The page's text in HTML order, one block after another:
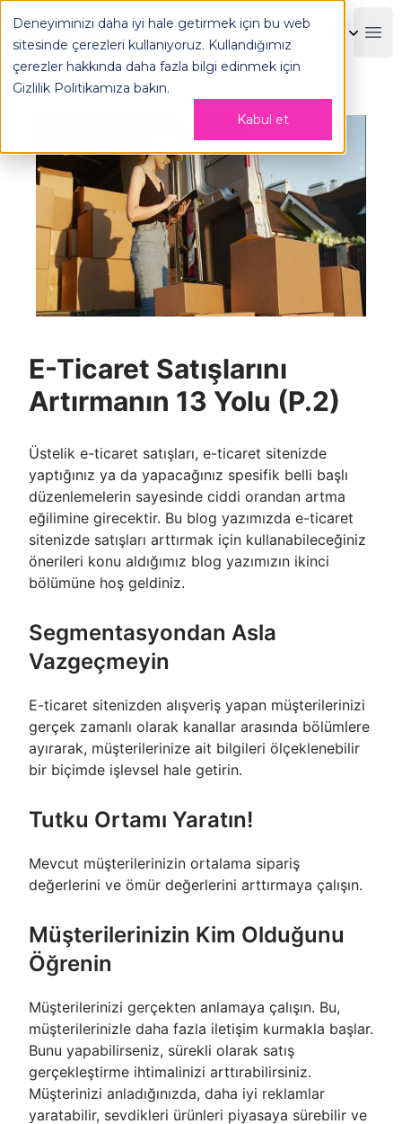
Deneyiminizi daha iyi hale getirmek için bu web
sitesinde çerezleri kullanıyoruz. Kullandığımız
çerezler hakkında daha fazla bilgi edinmek için
Gizlilik Politikamıza bakın.
Kabul et
OPLOG
E-Ticaret Satışlarını
Artırmanın 13 Yolu (P.2)
Üstelik e-ticaret satışları, e-ticaret sitenizde
yaptığınız ya da yapacağınız spesifik belli başlı
düzenlemelerin sayesinde ciddi orandan artma
eğilimine girecektir. Bu blog yazımızda e-ticaret
sitenizde satışları arttırmak için kullanabileceğiniz
önerileri konu aldığımız blog yazımızın ikinci
bölümüne hoş geldiniz.
Segmentasyondan Asla
Vazgeçmeyin
E-ticaret sitenizden alışveriş yapan müşterilerinizi
gerçek zamanlı olarak kanallar arasında bölümlere
ayırarak, müşterilerinize ait bilgileri ölçeklenebilir
bir biçimde işlevsel hale getirin.
Tutku Ortamı Yaratın!
Mevcut müşterilerinizin ortalama sipariş
değerlerini ve ömür değerlerini arttırmaya çalışın.
Müşterilerinizin Kim Olduğunu
Öğrenin
Müşterilerinizi gerçekten anlamaya çalışın. Bu,
müşterilerinizle daha fazla iletişim kurmakla başlar.
Bunu yapabilirseniz, sürekli olarak satış
gerçekleştirme ihtimalinizi arttırabilirsiniz.
Müşterinizi anladığınızda, daha iyi reklamlar
yaratabilir, sevdikleri ürünleri piyasaya sürebilir ve